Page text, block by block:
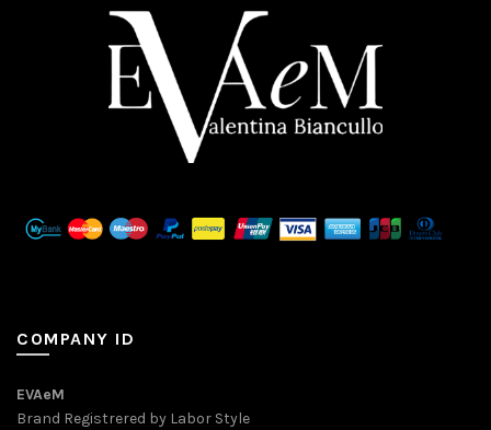
COMPANY ID
EVAeM
Brand Registrered by Labor Style